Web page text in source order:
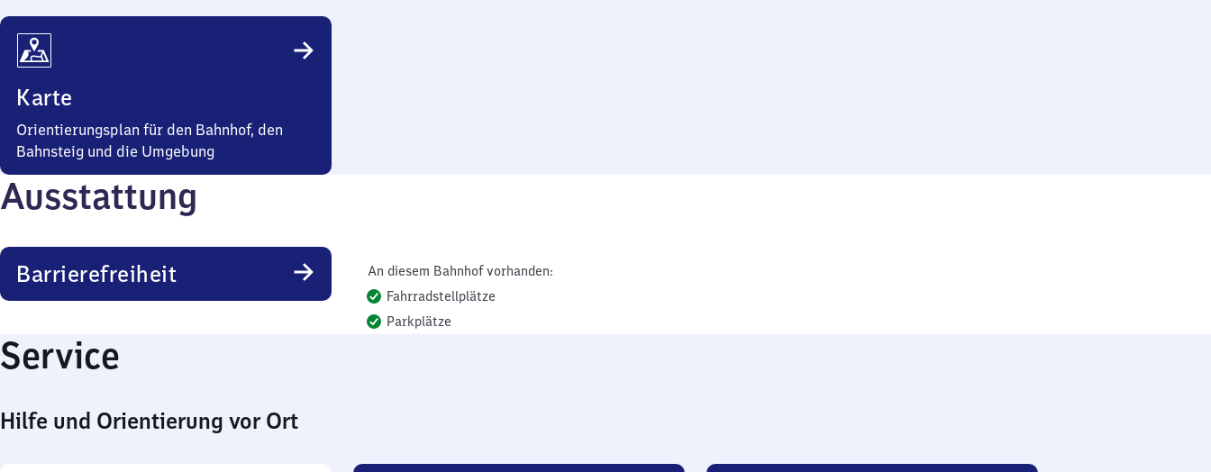
Karte
Orientierungsplan für den Bahnhof, den
Bahnsteig und die Umgebung
Ausstattung
Barrierefreiheit
An diesem Bahnhof vorhanden:
Fahrradstellplätze
Parkplätze
Service
Hilfe und Orientierung vor Ort